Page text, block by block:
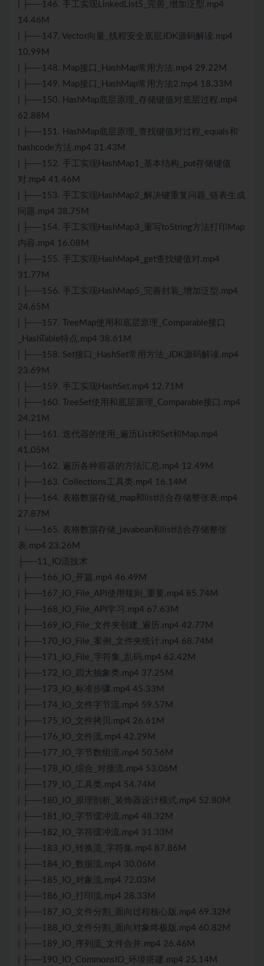
| ├──146. 手工实现LinkedList5_完善_增加泛型.mp4
14.46M
| ├──147. Vector向量_线程安全底层JDK源码解读.mp4
10.99M
| ├──148. Map接口_HashMap常用方法.mp4 29.22M
| ├──149. Map接口_HashMap常用方法2.mp4 18.33M
| ├──150. HashMap底层原理_存储键值对底层过程.mp4
62.88M
| ├──151. HashMap底层原理_查找键值对过程_equals和
hashcode方法.mp4 31.43M
| ├──152. 手工实现HashMap1_基本结构_put存储键值
对.mp4 41.46M
| ├──153. 手工实现HashMap2_解决键重复问题_链表生成
问题.mp4 38.75M
| ├──154. 手工实现HashMap3_重写toString方法打印Map
内容.mp4 16.08M
| ├──155. 手工实现HashMap4_get查找键值对.mp4
31.77M
| ├──156. 手工实现HashMap5_完善封装_增加泛型.mp4
24.65M
| ├──157. TreeMap使用和底层原理_Comparable接口
_HashTable特点.mp4 38.61M
| ├──158. Set接口_HashSet常用方法_JDK源码解读.mp4
23.69M
| ├──159. 手工实现HashSet.mp4 12.71M
| ├──160. TreeSet使用和底层原理_Comparable接口.mp4
24.21M
| ├──161. 迭代器的使用_遍历List和Set和Map.mp4
41.05M
| ├──162. 遍历各种容器的方法汇总.mp4 12.49M
| ├──163. Collections工具类.mp4 16.14M
| ├──164. 表格数据存储_map和list结合存储整张表.mp4
27.87M
| └──165. 表格数据存储_javabean和list结合存储整张
表.mp4 23.26M
├──11_IO流技术
| ├──166_IO_开篇.mp4 46.49M
| ├──167_IO_File_API使用规则_重要.mp4 85.74M
| ├──168_IO_File_API学习.mp4 67.63M
| ├──169_IO_File_文件夹创建_遍历.mp4 42.77M
| ├──170_IO_File_案例_文件夹统计.mp4 68.74M
| ├──171_IO_File_字符集_乱码.mp4 62.42M
| ├──172_IO_四大抽象类.mp4 37.25M
| ├──173_IO_标准步骤.mp4 45.33M
| ├──174_IO_文件字节流.mp4 59.57M
| ├──175_IO_文件拷贝.mp4 26.61M
| ├──176_IO_文件流.mp4 42.29M
| ├──177_IO_字节数组流.mp4 50.56M
| ├──178_IO_综合_对接流.mp4 53.06M
| ├──179_IO_工具类.mp4 54.74M
| ├──180_IO_原理剖析_装饰器设计模式.mp4 52.80M
| ├──181_IO_字节缓冲流.mp4 48.32M
| ├──182_IO_字符缓冲流.mp4 31.33M
| ├──183_IO_转换流_字符集.mp4 87.86M
| ├──184_IO_数据流.mp4 30.06M
| ├──185_IO_对象流.mp4 72.03M
| ├──186_IO_打印流.mp4 28.33M
| ├──187_IO_文件分割_面向过程核心版.mp4 69.32M
| ├──188_IO_文件分割_面向对象终极版.mp4 60.82M
| ├──189_IO_序列流_文件合并.mp4 26.46M
| ├──190_IO_CommonsIO_环境搭建.mp4 25.14M